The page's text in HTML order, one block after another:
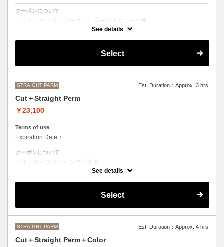
クーポンについて
カット＋デザインパーマ＋カラーのメニューです。
デザインパーマ、スパイラルパーマ、ハードパーマ、ツイストパーマな
M ¥＋1100 L¥＋1650 LL¥＋2200
See details
Select
STRAIGHT PARM Est. Duration：Approx. 3 hrs
Cut＋Straight Perm
￥23,100
Terms of use
Expiration Date：
クーポンについて
マイクロバブルシャンプー込み
カット＋ストレートパーマ、縮毛矯正、ボリュームダウン
で、ご来店いただいた際にご相談させて頂きます。
●髪の長さにより別途ロング料金を頂戴いたします。
See details
Select
STRAIGHT PARM Est. Duration：Approx. 4 hrs
Cut＋Straight Perm＋Color